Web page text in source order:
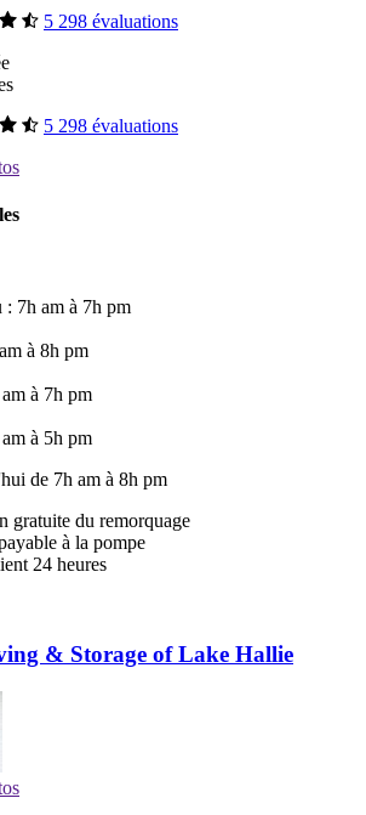
5 298 évaluations
5 298 évaluations
: 7h am à 7h pm
à 8h pm
à 7h pm
à 5h pm
de 7h am à 8h pm
gratuite du remorquage
à la pompe
24 heures
& Storage of Lake Hallie